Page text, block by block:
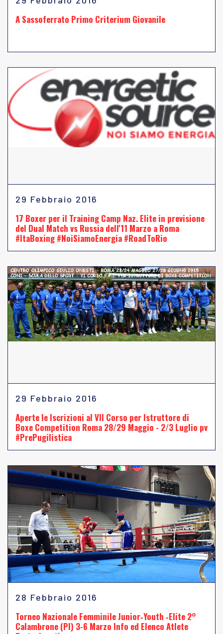
A Sassoferrato Primo Criterium Giovanile
29 Febbraio 2016
17 Boxer per il Training Camp Naz. Elite in previsione
del Dual Match vs Russia dell'11 Marzo a Roma
#ItaBoxing #NoiSiamoEnergia #RoadToRio
29 Febbraio 2016
Aperte le Iscrizioni al VII Corso per Istruttore di
Boxe Competition Roma 28/29 Maggio - 2/3 Luglio pv
#PrePugilistica
28 Febbraio 2016
Torneo Nazionale Femminile Junior‐Youth ‐Elite 2°
Calambrone (PI) 3-6 Marzo Info ed Elenco Atlete